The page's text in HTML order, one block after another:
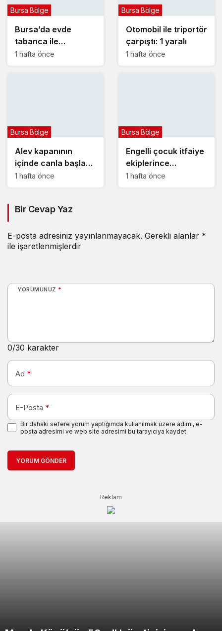
Bursa’da evde
tabanca ile
vurulmuş halde ölü
Bursa Bölge
1 hafta önce
Otomobil ile triportör
çarpıştı: 1 yaralı
Bursa Bölge
1 hafta önce
Alev kapanının
içinde canla başla
mücadele ettiler:
Bursa Bölge
1 hafta önce
Engelli çocuk itfaiye
ekiplerince
yangından kurtarıldı
Bursa Bölge
1 hafta önce
Bir Cevap Yaz
E-posta adresiniz yayınlanmayacak. Gerekli alanlar *
ile işaretlenmişlerdir
YORUMUNUZ *
0/30 karakter
Ad *
E-Posta *
Bir dahaki sefere yorum yaptığımda kullanılmak üzere adımı, e-
posta adresimi ve web site adresimi bu tarayıcıya kaydet.
YORUM GÖNDER
Reklam